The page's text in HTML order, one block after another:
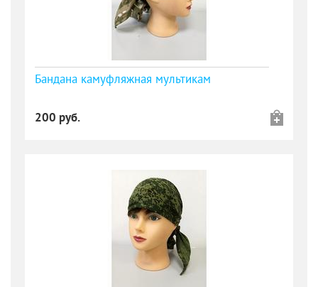
Бандана камуфляжная мультикам
200 руб.